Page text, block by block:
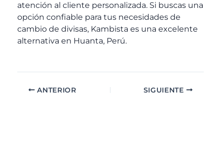
atención al cliente personalizada. Si buscas una
opción confiable para tus necesidades de
cambio de divisas, Kambista es una excelente
alternativa en Huanta, Perú.
ANTERIOR SIGUIENTE